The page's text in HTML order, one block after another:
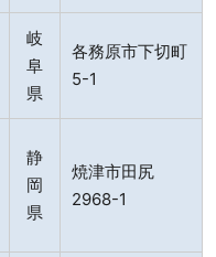
岐
阜
県
各務原市下切町
5-1
静
岡
県
焼津市田尻
2968-1